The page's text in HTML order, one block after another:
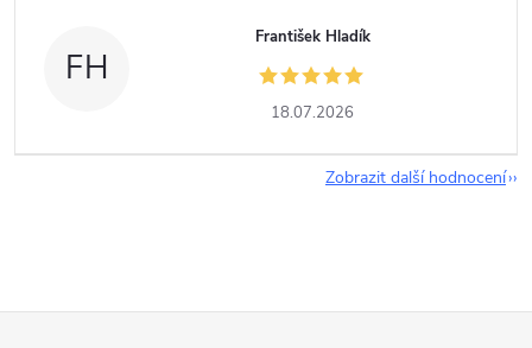
FH
František Hladík
18.07.2026
Zobrazit další hodnocení